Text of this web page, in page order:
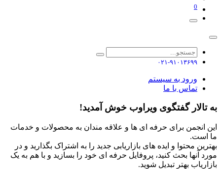
0
۰۲۱-۹۱۰۱۳۶۹۹
ورود به سیستم
تماس با ما
به تالار گفتگوی ویراوب خوش آمدید!
این انجمن برای حرفه ای ها و علاقه مندان به محصولات و خدمات
ما است.
بهترین محتوا و ایده های بازاریابی جدید را به اشتراک بگذارید و در
مورد آنها بحث کنید، پروفایل حرفه ای خود را بسازید و با هم به یک
بازاریاب بهتر تبدیل شوید.